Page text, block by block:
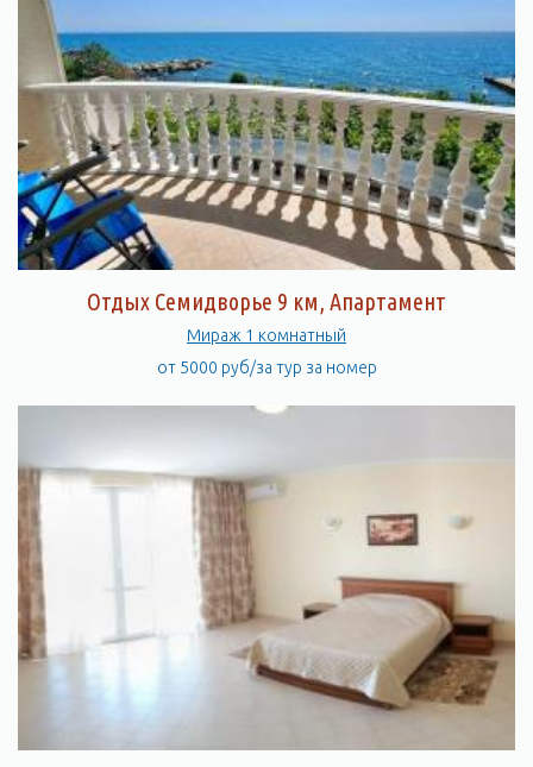
Отдых Семидворье 9 км, Апартамент
Мираж 1 комнатный
от 5000 руб/за тур за номер